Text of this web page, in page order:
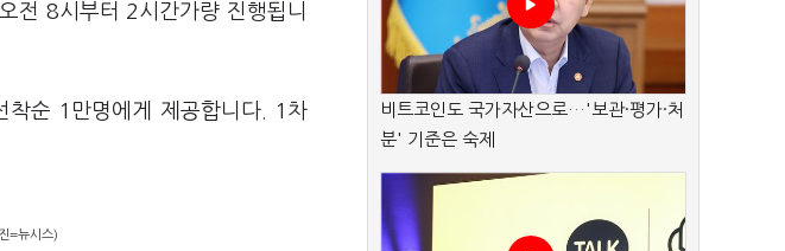
전 8시부터 2시간가량 진행됩니
착순 1만명에게 제공합니다. 1차
=뉴시스)
비트코인도 국가자산으로…'보관·평가·처
분' 기준은 숙제